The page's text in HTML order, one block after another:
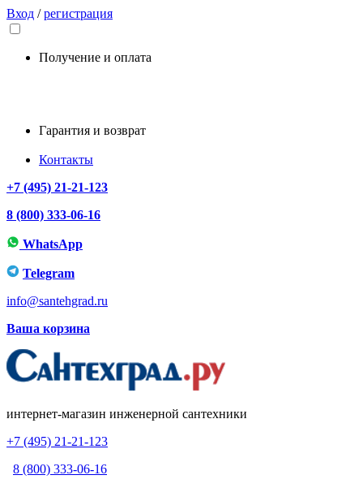
Вход /регистрация
Получение и оплата
Гарантия и возврат
Контакты
+7 (495) 21-21-123
8 (800) 333-06-16
WhatsApp
Telegram
info@santehgrad.ru
Ваша корзина
интернет-магазин инженерной сантехники
+7 (495) 21-21-123
8 (800) 333-06-16